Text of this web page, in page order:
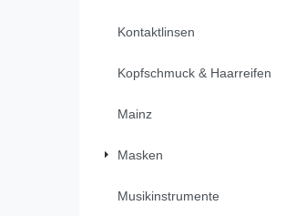
Kontaktlinsen
Kopfschmuck & Haarreifen
Mainz
Masken
Musikinstrumente